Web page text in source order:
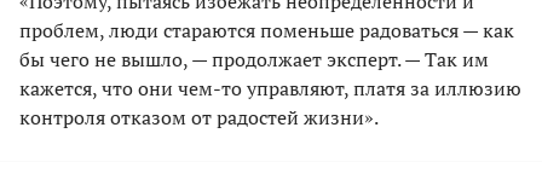
проблем, люди стараются поменьше радоваться — как
бы чего не вышло, — продолжает эксперт. — Так им
кажется, что они чем-то управляют, платя за иллюзию
контроля отказом от радостей жизни».